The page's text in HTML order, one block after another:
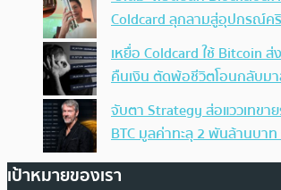
Coldcard ลุกลามสู่อุปกรณ์ค
เหยื่อ Coldcard ใช้ Bitcoin
คืนเงิน ตัดพ้อชีวิตโอนกลับม
จับตา Strategy ส่อแววเทขา
BTC มูลค่าทะลุ 2 พันล้านบา
เป้าหมายของเรา